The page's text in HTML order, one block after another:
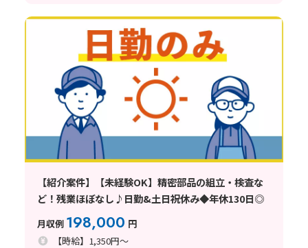
【紹介案件】【未経験OK】精密部品の組立・検査な
ど！残業ほぼなし♪日勤&土日祝休み◆年休130日◎
月収例 198,000 円
【時給】1,350円～